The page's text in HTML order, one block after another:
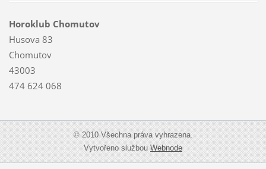
Horoklub Chomutov
Husova 83
Chomutov
43003
474 624 068
© 2010 Všechna práva vyhrazena.
Vytvořeno službouWebnode